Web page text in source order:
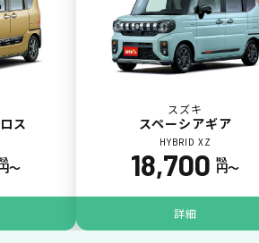
ドで支払い
同様、お車の月々利用料をカ
です。
ス
込〜
スズキ
スペーシアギア
HYBRID XZ
18,700 税込
円〜
詳細